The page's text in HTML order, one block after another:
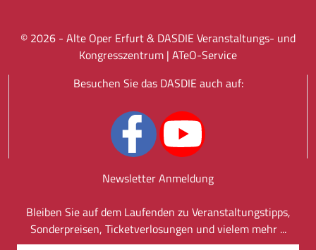
© 2026 - Alte Oper Erfurt & DASDIE Veranstaltungs- und
Kongresszentrum | ATeO-Service
Besuchen Sie das DASDIE auch auf:
Newsletter Anmeldung
Bleiben Sie auf dem Laufenden zu Veranstaltungstipps,
Sonderpreisen, Ticketverlosungen und vielem mehr ...